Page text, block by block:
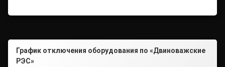
График отключения оборудования по «Двиноважские
РЭС»